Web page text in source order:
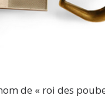
de « roi des